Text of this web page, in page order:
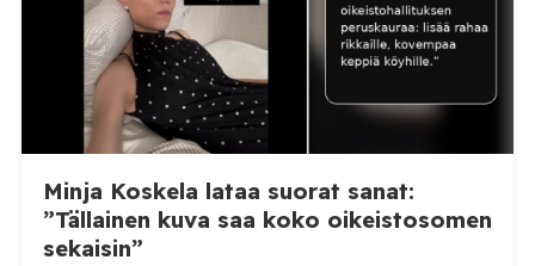
työllisyyden hoitoon osoitettujen resurssien kanssa.
Järjestö […]
Minja Koskela lataa suorat sanat:
”Tällainen kuva saa koko oikeistosomen
sekaisin”